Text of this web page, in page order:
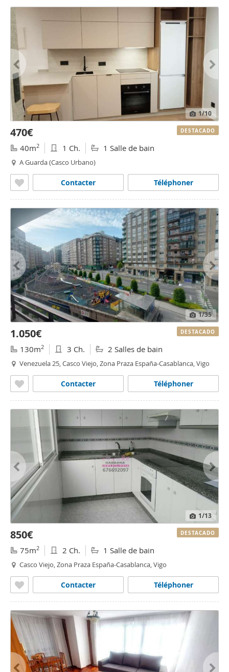
1/10
470€
40m2 1 Ch. 1 Salle de bain
A Guarda (Casco Urbano)
Téléphoner
Contacter
DESTACADO
1/35
1.050€
130m2 3 Ch. 2 Salles de bain
Venezuela 25, Casco Viejo, Zona Praza España-Casablanca, Vigo
Téléphoner
Contacter
DESTACADO
1/13
850€
75m2 2 Ch. 1 Salle de bain
Casco Viejo, Zona Praza España-Casablanca, Vigo
Téléphoner
Contacter
DESTACADO